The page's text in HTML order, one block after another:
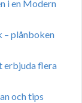
i en Modern
– plånboken
erbjuda flera
och tips